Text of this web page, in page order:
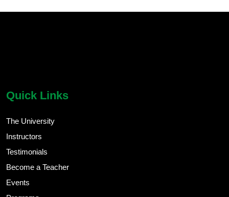
Quick Links
The University
Instructors
Testimonials
Become a Teacher
Events